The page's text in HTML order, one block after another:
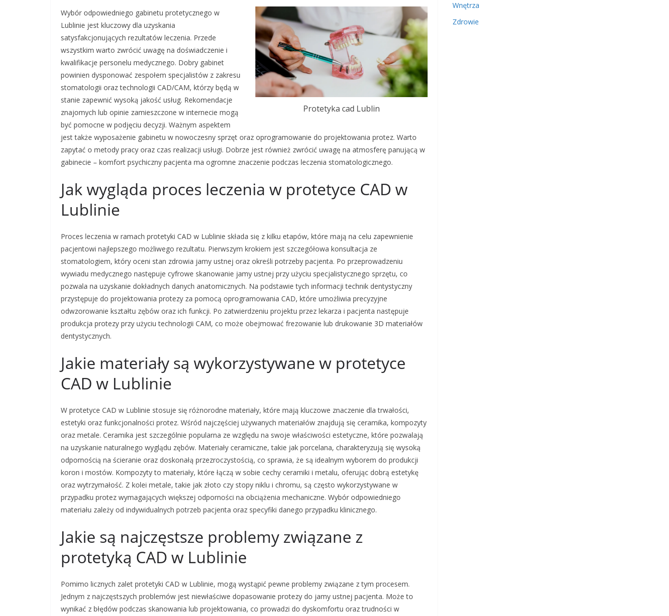
Protetyka cad Lublin
Wybór odpowiedniego gabinetu protetycznego w
Lublinie jest kluczowy dla uzyskania
satysfakcjonujących rezultatów leczenia. Przede
wszystkim warto zwrócić uwagę na doświadczenie i
kwalifikacje personelu medycznego. Dobry gabinet
powinien dysponować zespołem specjalistów z zakresu
stomatologii oraz technologii CAD/CAM, którzy będą w
stanie zapewnić wysoką jakość usług. Rekomendacje
znajomych lub opinie zamieszczone w internecie mogą
być pomocne w podjęciu decyzji. Ważnym aspektem
jest także wyposażenie gabinetu w nowoczesny sprzęt oraz oprogramowanie do projektowania protez. Warto
zapytać o metody pracy oraz czas realizacji usługi. Dobrze jest również zwrócić uwagę na atmosferę panującą w
gabinecie – komfort psychiczny pacjenta ma ogromne znaczenie podczas leczenia stomatologicznego.
Jak wygląda proces leczenia w protetyce CAD w
Lublinie
Proces leczenia w ramach protetyki CAD w Lublinie składa się z kilku etapów, które mają na celu zapewnienie
pacjentowi najlepszego możliwego rezultatu. Pierwszym krokiem jest szczegółowa konsultacja ze
stomatologiem, który oceni stan zdrowia jamy ustnej oraz określi potrzeby pacjenta. Po przeprowadzeniu
wywiadu medycznego następuje cyfrowe skanowanie jamy ustnej przy użyciu specjalistycznego sprzętu, co
pozwala na uzyskanie dokładnych danych anatomicznych. Na podstawie tych informacji technik dentystyczny
przystępuje do projektowania protezy za pomocą oprogramowania CAD, które umożliwia precyzyjne
odwzorowanie kształtu zębów oraz ich funkcji. Po zatwierdzeniu projektu przez lekarza i pacjenta następuje
produkcja protezy przy użyciu technologii CAM, co może obejmować frezowanie lub drukowanie 3D materiałów
dentystycznych.
Jakie materiały są wykorzystywane w protetyce
CAD w Lublinie
W protetyce CAD w Lublinie stosuje się różnorodne materiały, które mają kluczowe znaczenie dla trwałości,
estetyki oraz funkcjonalności protez. Wśród najczęściej używanych materiałów znajdują się ceramika, kompozyty
oraz metale. Ceramika jest szczególnie popularna ze względu na swoje właściwości estetyczne, które pozwalają
na uzyskanie naturalnego wyglądu zębów. Materiały ceramiczne, takie jak porcelana, charakteryzują się wysoką
odpornością na ścieranie oraz doskonałą przezroczystością, co sprawia, że są idealnym wyborem do produkcji
koron i mostów. Kompozyty to materiały, które łączą w sobie cechy ceramiki i metalu, oferując dobrą estetykę
oraz wytrzymałość. Z kolei metale, takie jak złoto czy stopy niklu i chromu, są często wykorzystywane w
przypadku protez wymagających większej odporności na obciążenia mechaniczne. Wybór odpowiedniego
materiału zależy od indywidualnych potrzeb pacjenta oraz specyfiki danego przypadku klinicznego.
Jakie są najczęstsze problemy związane z
protetyką CAD w Lublinie
Pomimo licznych zalet protetyki CAD w Lublinie, mogą wystąpić pewne problemy związane z tym procesem.
Jednym z najczęstszych problemów jest niewłaściwe dopasowanie protezy do jamy ustnej pacjenta. Może to
wynikać z błędów podczas skanowania lub projektowania, co prowadzi do dyskomfortu oraz trudności w
Wnętrza
Zdrowie